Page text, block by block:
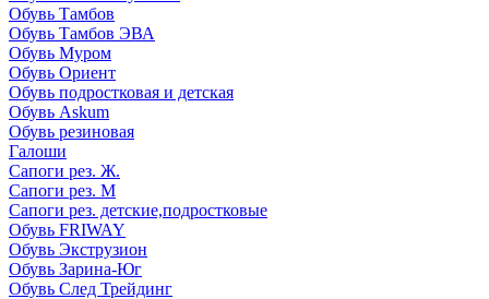
Обувь Тамбов
Обувь Тамбов ЭВА
Обувь Муром
Обувь Ориент
Обувь подростковая и детская
Обувь Askum
Обувь резиновая
Галоши
Сапоги рез. Ж.
Сапоги рез. М
Сапоги рез. детские,подростковые
Обувь FRIWAY
Обувь Экструзион
Обувь Зарина-Юг
Обувь След Трейдинг